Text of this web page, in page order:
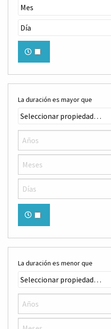
La duración es mayor que
La duración es menor que